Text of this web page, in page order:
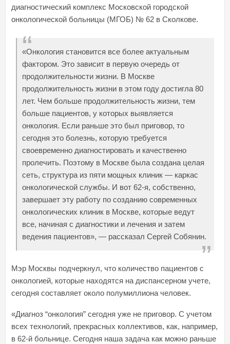
диагностический комплекс Московской городской
онкологической больницы (МГОБ) № 62 в Сколкове.
«Онкология становится все более актуальным
фактором. Это зависит в первую очередь от
продолжительности жизни. В Москве
продолжительность жизни в этом году достигла 80
лет. Чем больше продолжительность жизни, тем
больше пациентов, у которых выявляется
онкология. Если раньше это был приговор, то
сегодня это болезнь, которую требуется
своевременно диагностировать и качественно
пролечить. Поэтому в Москве была создана целая
сеть, структура из пяти мощных клиник — каркас
онкологической службы. И вот 62-я, собственно,
завершает эту работу по созданию современных
онкологических клиник в Москве, которые ведут
все, начиная с диагностики и лечения и затем
ведения пациентов», — рассказал Сергей Собянин.
Мэр Москвы подчеркнул, что количество пациентов с
онкологией, которые находятся на диспансерном учете,
сегодня составляет около полумиллиона человек.
«Диагноз “онкология” сегодня уже не приговор. С учетом
всех технологий, прекрасных коллективов, как, например,
в 62-й больнице. Сегодня наша задача как можно раньше